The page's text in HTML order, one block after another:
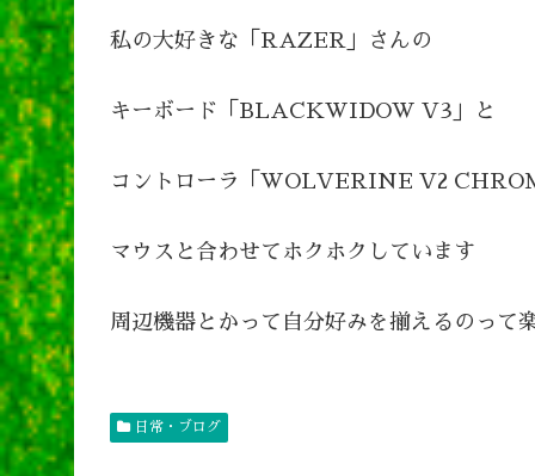
私の大好きな「RAZER」さんの
キーボード「BLACKWIDOW V3」と
コントローラ「WOLVERINE V2
マウスと合わせてホクホクしています
周辺機器とかって自分好みを揃えるのって
日常・ブログ